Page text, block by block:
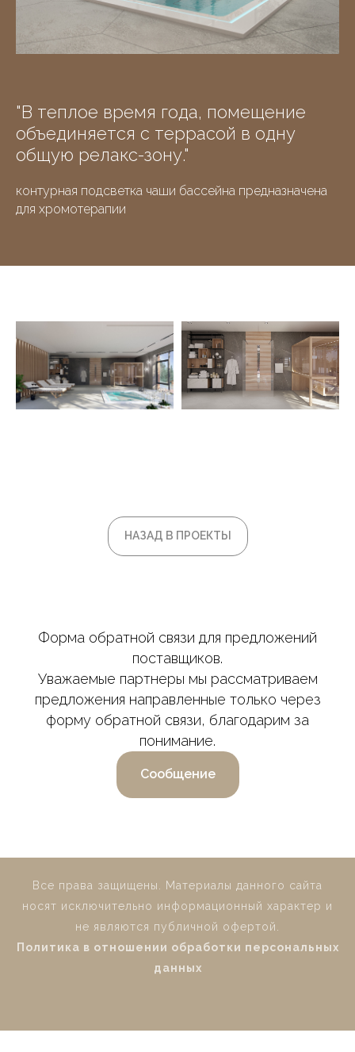
"В теплое время года, помещение
объединяется с террасой в одну
общую релакс-зону."
контурная подсветка чаши бассейна предназначена
для хромотерапии
НАЗАД В ПРОЕКТЫ
Форма обратной связи для предложений
поставщиков.
Уважаемые партнеры мы рассматриваем
предложения направленные только через
форму обратной связи, благодарим за
понимание.
Сообщение
Все права защищены. Материалы данного сайта
носят исключительно информационный характер и
не являются публичной офертой.
Политика в отношении обработки персональных
данных